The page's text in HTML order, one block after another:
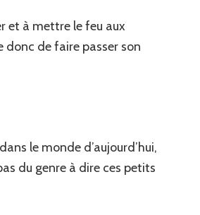
et à mettre le feu aux
donc de faire passer son
le monde d’aujourd’hui,
du genre à dire ces petits